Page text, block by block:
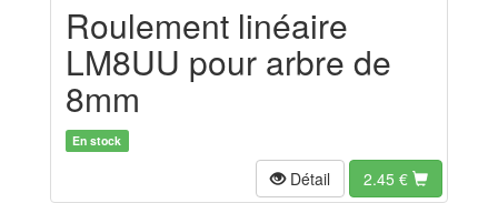
Roulement linéaire
LM8UU pour arbre de
8mm
En stock
Détail 2.45 €